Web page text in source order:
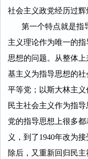
社会主义政党经历过
第一个特点就是指导
主义理论作为唯一的
思想的问题。从整体
基主义为指导思想的
平等党；以斯大林主
民主社会主义作为指
党的指导思想上很多
义，到了1940年改为
除后，又重新回归民